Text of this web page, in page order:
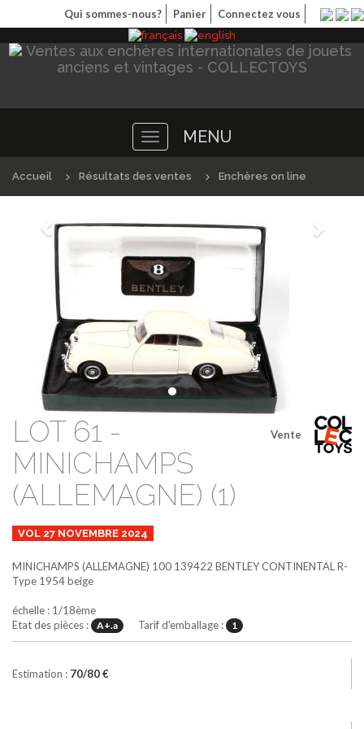
Qui sommes-nous? Panier Connectez vous
Toggle
navigation
MENU
Accueil Résultats des ventes Enchères on line
Précédént
Vente
LOT 61 -
MINICHAMPS
(ALLEMAGNE) (1)
VOL 27 NOVEMBRE 2024
MINICHAMPS (ALLEMAGNE) 100 139422 BENTLEY CONTINENTAL R-
Type 1954beige
échelle : 1/18ème
Etat des pièces :
A+.a Tarif d'emballage : 1
Estimation : 70/80 €